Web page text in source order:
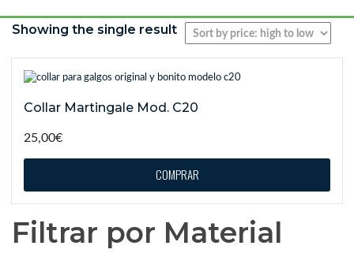
Showing the single result
Collar Martingale Mod. C20
25,00€
COMPRAR
Filtrar por Material